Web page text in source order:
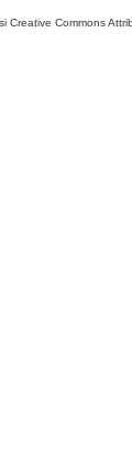
Creative Commons